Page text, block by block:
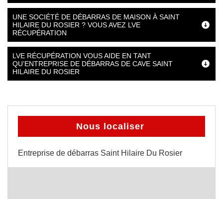
UNE SOCIÉTÉ DE DÉBARRAS DE MAISON À SAINT
HILAIRE DU ROSIER ? VOUS AVEZ LVE
RÉCUPÉRATION
LVE RÉCUPÉRATION VOUS AIDE EN TANT
QU’ENTREPRISE DE DÉBARRAS DE CAVE SAINT
HILAIRE DU ROSIER
Nous localiser
Entreprise de débarras Saint Hilaire Du Rosier